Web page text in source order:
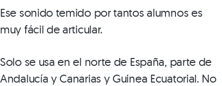
Ese sonido temido por tantos alumnos es
muy fácil de articular.
Solo se usa en el norte de España, parte de
Andalucía y Canarias y Guinea Ecuatorial. No